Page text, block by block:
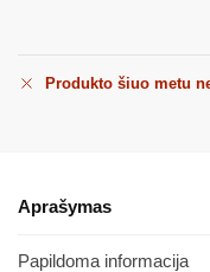
Produkto šiuo metu
Aprašymas
Papildoma informacija